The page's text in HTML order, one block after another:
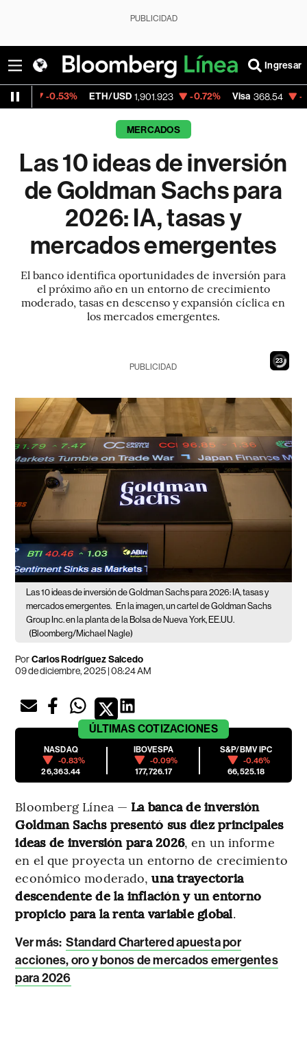
PUBLICIDAD
Ingresar
ETH/USD 1,901.923 -0.72% Visa 368.54 -0.28%
MERCADOS
Las 10 ideas de inversión
de Goldman Sachs para
2026: IA, tasas y
mercados emergentes
El banco identifica oportunidades de inversión para
el próximo año en un entorno de crecimiento
moderado, tasas en descenso y expansión cíclica en
los mercados emergentes.
21
PUBLICIDAD
Las 10 ideas de inversión de Goldman Sachs para 2026: IA, tasas y
mercados emergentes. En la imagen, un cartel de Goldman Sachs
Group Inc. en la planta de la Bolsa de Nueva York, EE.UU.
(Bloomberg/Michael Nagle)
PorCarlos Rodríguez Salcedo
09 de diciembre, 2025 | 08:24 AM
ÚLTIMAS COTIZACIONES
NASDAQ
-0.83%
26,363.44
IBOVESPA
-0.09%
177,726.17
S&P/BMV IPC
-0.46%
66,525.18
Bloomberg Línea — La banca de inversión
Goldman Sachs presentó sus diez principales
ideas de inversión para 2026, en un informe
en el que proyecta un entorno de crecimiento
económico moderado,una trayectoria
descendente de la inflación y un entorno
propicio para la renta variable global.
Ver más: Standard Chartered apuesta por
acciones, oro y bonos de mercados emergentes
para 2026